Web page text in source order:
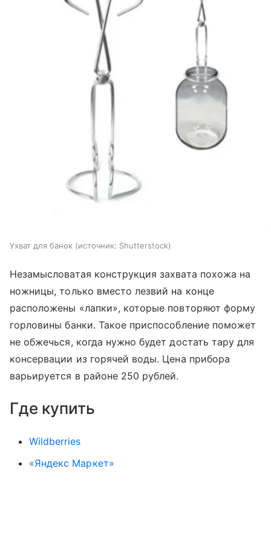
Ухват для банок источник: Shutterstock
Незамысловатая конструкция захвата похожа на
ножницы, только вместо лезвий на конце
расположены «лапки», которые повторяют форму
горловины банки. Такое приспособление поможет
не обжечься, когда нужно будет достать тару для
консервации из горячей воды. Цена прибора
варьируется в районе 250 рублей.
Где купить
Wildberries
«Яндекс Маркет»